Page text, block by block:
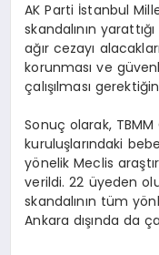
AK Parti İstanbul
skandalının
ağır cezayı
korunması ve
çalışılması
Sonuç olarak, TBMM
kuruluşlarındaki
yönelik Meclis
verildi. 22 üyeden
skandalının tüm
Ankara dışında da